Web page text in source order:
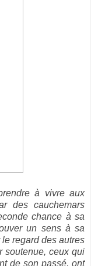
à vivre aux
des cauchemars
chance à sa
un sens à sa
regard des autres
soutenue, ceux qui
de son passé, ont